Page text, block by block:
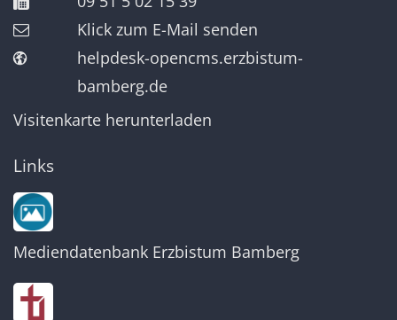
Klick zum E-Mail senden
helpdesk-opencms.erzbistum-
bamberg.de
Visitenkarte herunterladen
Links
Mediendatenbank Erzbistum Bamberg